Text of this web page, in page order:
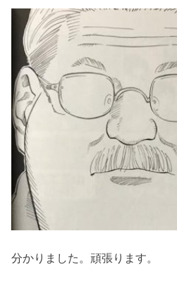
分かりました。頑張ります。